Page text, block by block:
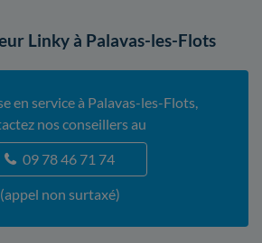
Linky à Palavas-les-Flots
en service à Palavas-les-Flots,
nos conseillers au
09 78 46 71 74
(appel non surtaxé)